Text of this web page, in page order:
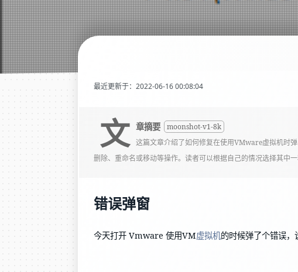
最近更新于：2022-06-16 00:08:04
文 章摘要
moonshot-v1-8k
这篇文章介绍了如何修复在使用VMware虚拟机时
删除、重命名或移动等操作。读者可以根据自己的情况选择其中
错误弹窗
今天打开 Vmware 使用VM虚拟机的时候弹了个错误